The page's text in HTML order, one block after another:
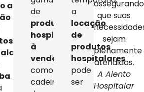
a
.
de
produtos
hospitalares
à
venda
como
cadeiras
a
locação
de
produtos
hospitalares
pode
ser
assegurando
que suas
sejam
plenamente
atendidas.
A Alento
Hospitalar